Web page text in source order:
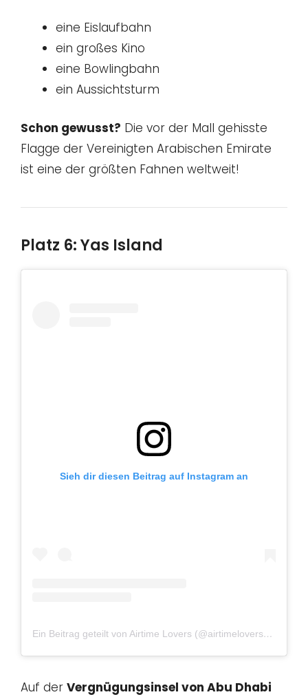
eine Eislaufbahn
ein großes Kino
eine Bowlingbahn
ein Aussichtsturm
Schon gewusst? Die vor der Mall gehisste
Flagge der Vereinigten Arabischen Emirate
ist eine der größten Fahnen weltweit!
Platz 6: Yas Island
Sieh dir diesen Beitrag auf Instagram an
Ein Beitrag geteilt von Airtime Lovers (@airtimelovers)am
Auf der Vergnügungsinsel von Abu Dhabi